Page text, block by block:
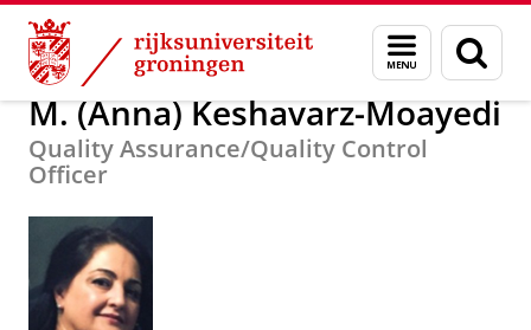
Skip
Content
Skip
Navigation
Menu
en
zoeken
Over ons M. (Anna) Keshavarz-Moayedi
M. (Anna) Keshavarz-Moayedi
Quality Assurance/Quality Control
Officer